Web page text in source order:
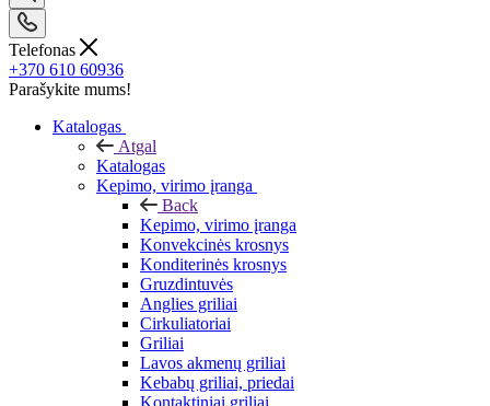
Telefonas
+370 610 60936
Parašykite mums!
Katalogas
Atgal
Katalogas
Kepimo, virimo įranga
Back
Kepimo, virimo įranga
Konvekcinės krosnys
Konditerinės krosnys
Gruzdintuvės
Anglies griliai
Cirkuliatoriai
Griliai
Lavos akmenų griliai
Kebabų griliai, priedai
Kontaktiniai griliai